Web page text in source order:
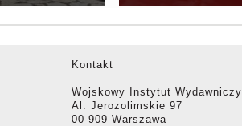
Kontakt
Wojskowy Instytut Wydawniczy
Al. Jerozolimskie 97
00-909 Warszawa